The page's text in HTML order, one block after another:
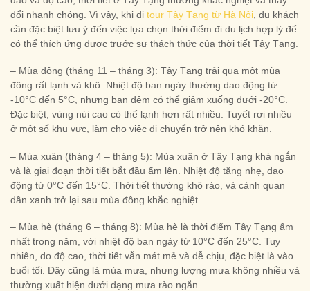
đổi nhanh chóng. Vì vậy, khi đi tour Tây Tạng từ Hà Nội, du khách
cần đặc biệt lưu ý đến việc lựa chọn thời điểm đi du lịch hợp lý để
có thể thích ứng được trước sự thách thức của thời tiết Tây Tạng.
– Mùa đông (tháng 11 – tháng 3): Tây Tạng trải qua một mùa
đông rất lạnh và khô. Nhiệt độ ban ngày thường dao động từ
-10°C đến 5°C, nhưng ban đêm có thể giảm xuống dưới -20°C.
Đặc biệt, vùng núi cao có thể lạnh hơn rất nhiều. Tuyết rơi nhiều
ở một số khu vực, làm cho việc di chuyển trở nên khó khăn.
– Mùa xuân (tháng 4 – tháng 5): Mùa xuân ở Tây Tạng khá ngắn
và là giai đoạn thời tiết bắt đầu ấm lên. Nhiệt độ tăng nhẹ, dao
động từ 0°C đến 15°C. Thời tiết thường khô ráo, và cảnh quan
dần xanh trở lại sau mùa đông khắc nghiệt.
– Mùa hè (tháng 6 – tháng 8): Mùa hè là thời điểm Tây Tạng ấm
nhất trong năm, với nhiệt độ ban ngày từ 10°C đến 25°C. Tuy
nhiên, do độ cao, thời tiết vẫn mát mẻ và dễ chịu, đặc biệt là vào
buổi tối. Đây cũng là mùa mưa, nhưng lượng mưa không nhiều và
thường xuất hiện dưới dạng mưa rào ngắn.